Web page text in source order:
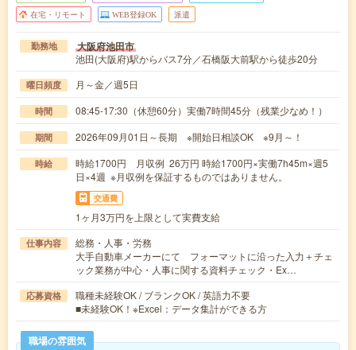
在宅・リモート WEB登録OK 派遣
勤務地 大阪府池田市
池田(大阪府)駅からバス7分／石橋阪大前駅から徒歩20分
曜日頻度 月～金／週5日
時間 08:45-17:30（休憩60分）実働7時間45分（残業少なめ！）
期間 2026年09月01日～長期 ※開始日相談OK ※9月～！
時給
時給1700円 月収例 26万円 時給1700円×実働7h45m×週5
日×4週 ※月収例を保証するものではありません。
交通費
1ヶ月3万円を上限として実費支給
仕事内容
総務・人事・労務
大手自動車メーカーにて フォーマットに沿った入力＋チェ
ック業務が中心・人事に関する資料チェック・Ex…
応募資格
職種未経験OK / ブランクOK / 英語力不要
■未経験OK！※Excel：データ集計ができる方
職場の雰囲気